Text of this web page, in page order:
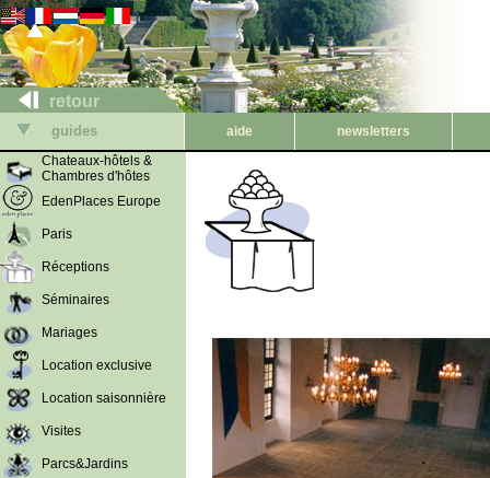
retour
guides aide
newsletters
Chateaux-hôtels &
Chambres d'hôtes
EdenPlaces Europe
Paris
Réceptions
Séminaires
Mariages
Location exclusive
Location saisonnière
Visites
Parcs&Jardins